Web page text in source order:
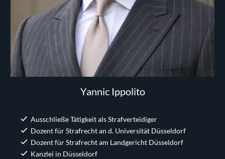
Yannic Ippolito
Ausschließe Tätigkeit als Strafverteidiger
Dozent für Strafrecht an d. Universität Düsseldorf
Dozent für Strafrecht am Landgericht Düsseldorf
Kanzlei in Düsseldorf